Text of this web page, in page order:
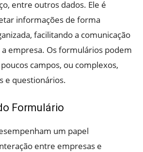
entre outros dados. Ele é
informações de forma
facilitando a comunicação
empresa. Os formulários podem
campos, ou complexos,
e questionários.
Formulário
um papel
entre empresas e